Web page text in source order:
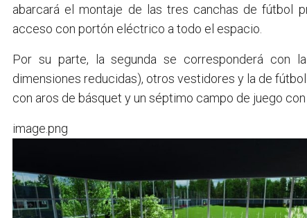
abarcará el montaje de las tres canchas de fútbol
acceso con portón eléctrico a todo el espacio.
Por su parte, la segunda se corresponderá con
dimensiones reducidas), otros vestidores y la de
con aros de básquet y un séptimo campo de juego
image.png